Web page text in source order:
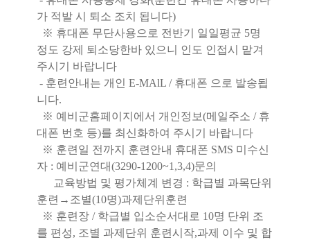
가 적발 시 퇴소 조치 됩니다)
※ 휴대폰 무단사용으로 전반기 일일평균 5명
정도 강제 퇴소당한바 있으니 인도 인접시 맡겨
주시기 바랍니다
- 훈련안내는 개인 E-MAlL / 휴대폰 으로 발송됩
니다.
※ 예비군홈페이지에서 개인정보(메일주소 / 휴
대폰 번호 등)를 최신화하여 주시기 바랍니다
※ 훈련일 전까지 훈련안내 휴대폰 SMS 미수신
자 : 예비군연대(3290-1200~1,3,4)문의
교육방법 및 평가체계 변경 : 학급별 과목단위
훈련→조별(10명)과제단위훈련
※ 훈련장 / 학급별 입소순서대로 10명 단위 조
를 편성, 조별 과제단위 훈련시작,과제 이수 및 합